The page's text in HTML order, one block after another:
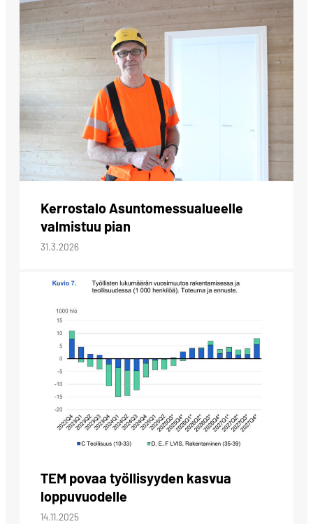
Kerrostalo Asuntomessualueelle
valmistuu pian
31.3.2026
TEM povaa työllisyyden kasvua
loppuvuodelle
14.11.2025